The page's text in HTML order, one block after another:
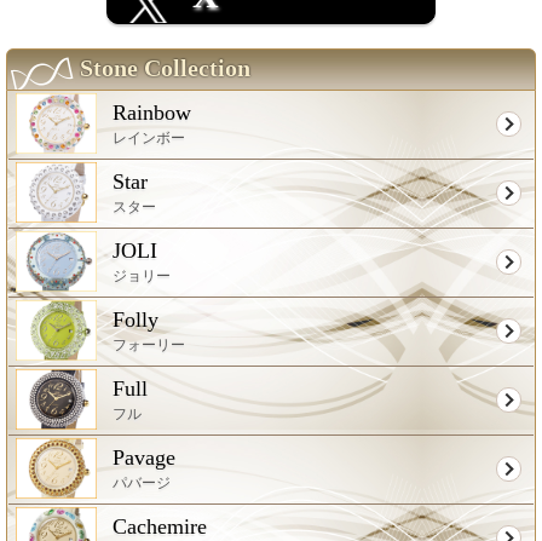
Stone Collection
Rainbow
レインボー
Star
スター
JOLI
ジョリー
Folly
フォーリー
Full
フル
Pavage
パバージ
Cachemire